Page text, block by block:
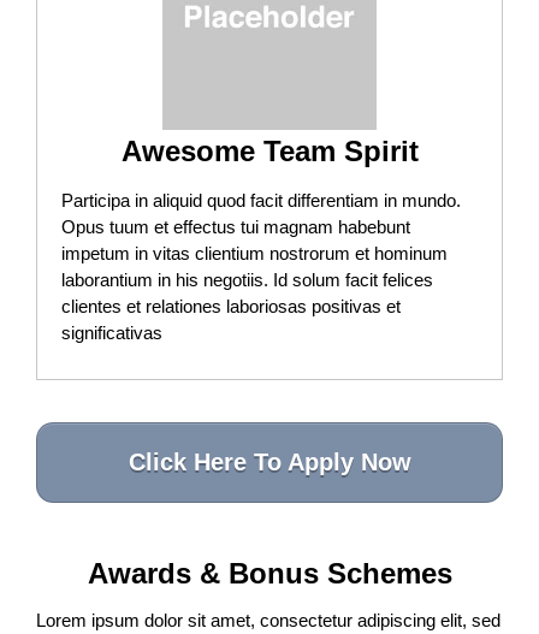
Awesome Team Spirit
Participa in aliquid quod facit differentiam in mundo.
Opus tuum et effectus tui magnam habebunt
impetum in vitas clientium nostrorum et hominum
laborantium in his negotiis. Id solum facit felices
clientes et relationes laboriosas positivas et
significativas
Click Here To Apply Now
Awards & Bonus Schemes
Lorem ipsum dolor sit amet, consectetur adipiscing elit, sed